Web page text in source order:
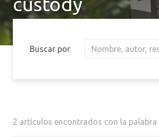
Buscar por
2 artículos encontrados con la palabra